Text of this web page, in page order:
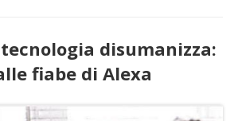
disumanizza:
fiabe di Alexa